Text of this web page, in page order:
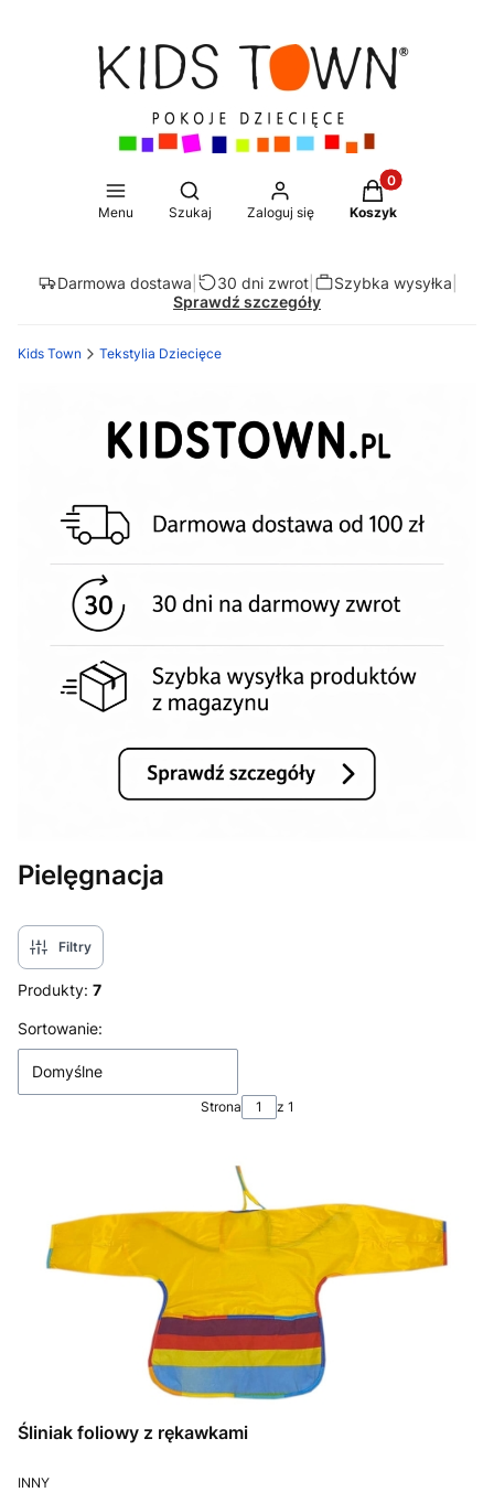
Menu
Otwórz wyszukiwarkę
Szukaj Zaloguj się
Produkty w
Koszyk
Darmowa dostawa 30 dni zwrot| Szybka wysyłka
Sprawdź szczegóły
Kids Town Tekstylia Dziecięce
Pielęgnacja
Filtry
Produkty: 7
Lista produktów
Sortowanie:
Domyślne
Strona z 1
Śliniak foliowy z rękawkami
PRODUCENT
INNY